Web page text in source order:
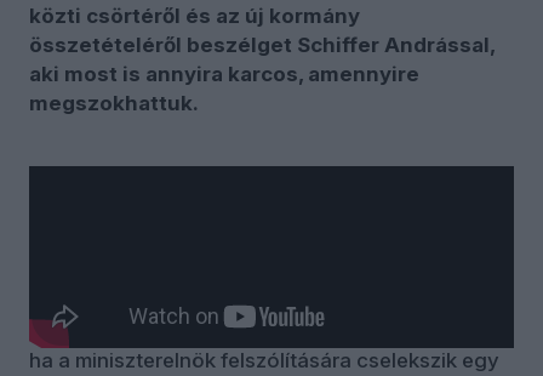
közti csörtéről és az új kormány
összetételéről beszélget Schiffer Andrással,
aki most is annyira karcos, amennyire
megszokhattuk.
teremtett, hogy Sulyok egyszerűen nem teheti
meg, hogy lemondjon”. Veszedelmes precedens,
ha a miniszterelnök felszólítására cselekszik egy